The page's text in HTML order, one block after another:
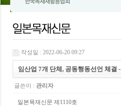
작성일 : 2022-06-20 09:27
임산업 7개 단체, 공동행동선언 체결
글쓴이 : 관리자
일본목재신문 제1110호